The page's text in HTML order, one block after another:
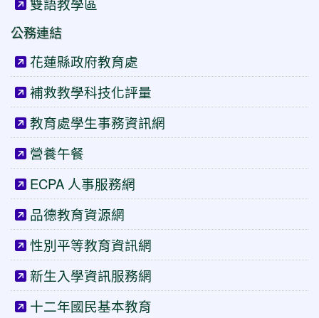
公務連結
花蓮縣政府教育處
補救教學科技化評量
教育處學生事務資訊網
營養午餐
ECPA 人事服務網
品德教育資源網
性別平等教育資訊網
新生入學資訊服務網
十二年國民基本教育